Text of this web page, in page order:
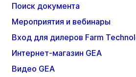
Поиск документа
Мероприятия и вебинары
Вход для дилеров Farm
Интернет-магазин GEA
Видео GEA